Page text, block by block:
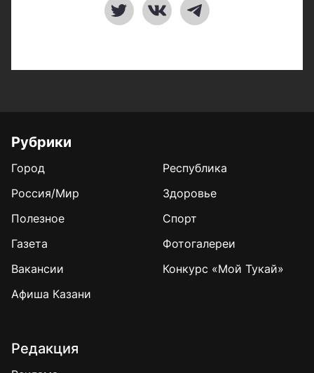
Рубрики
Город
Республика
Россия/Мир
Здоровье
Полезное
Спорт
Газета
Фотогалереи
Вакансии
Конкурс «Мой Тукай»
Афиша Казани
Редакция